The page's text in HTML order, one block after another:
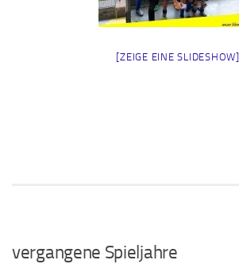
[ZEIGE EINE SLIDESHOW]
vergangene Spieljahre